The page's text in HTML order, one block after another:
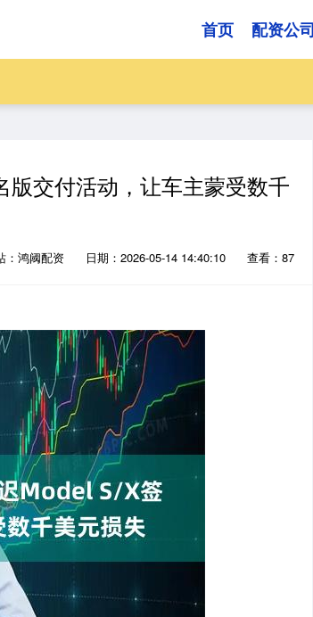
首页 配资公
交付活动，让车主蒙受数千
：鸿阈配资 日期：2026-05-14 14:40:10 查看：87